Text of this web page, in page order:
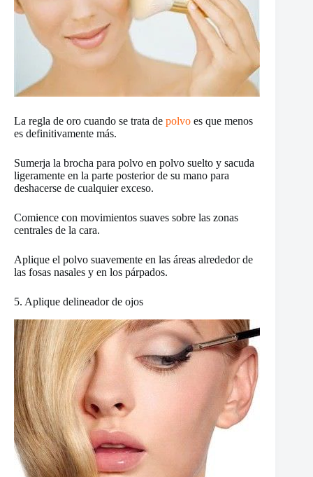
La regla de oro cuando se trata de polvo es que menos
es definitivamente más.
Sumerja la brocha para polvo en polvo suelto y sacuda
ligeramente en la parte posterior de su mano para
deshacerse de cualquier exceso.
Comience con movimientos suaves sobre las zonas
centrales de la cara.
Aplique el polvo suavemente en las áreas alrededor de
las fosas nasales y en los párpados.
5. Aplique delineador de ojos